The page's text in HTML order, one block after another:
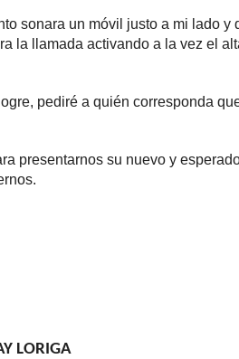
sonara un móvil justo a mi lado y
la llamada activando a la vez el
pediré a quién corresponda
presentarnos su nuevo y
LORIGA